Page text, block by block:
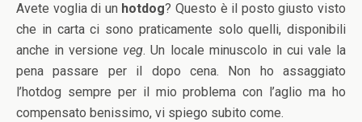
Avete voglia di un hotdog? Questo è il posto giusto visto
che in carta ci sono praticamente solo quelli, disponibili
anche in versione veg. Un locale minuscolo in cui vale la
pena passare per il dopo cena. Non ho assaggiato
l’hotdog sempre per il mio problema con l’aglio ma ho
compensato benissimo, vi spiego subito come.